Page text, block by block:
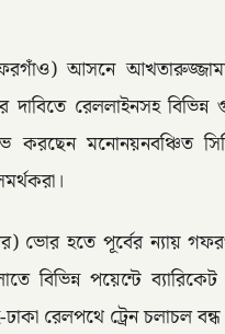
আসনে
দাবিতে রেললাইনসহ
করছেন মনোনয়নবঞ্চিত
ভোর হতে পূর্বের ন্যায়
বিভিন্ন পয়েন্টে
রেলপথে ট্রেন চলাচল